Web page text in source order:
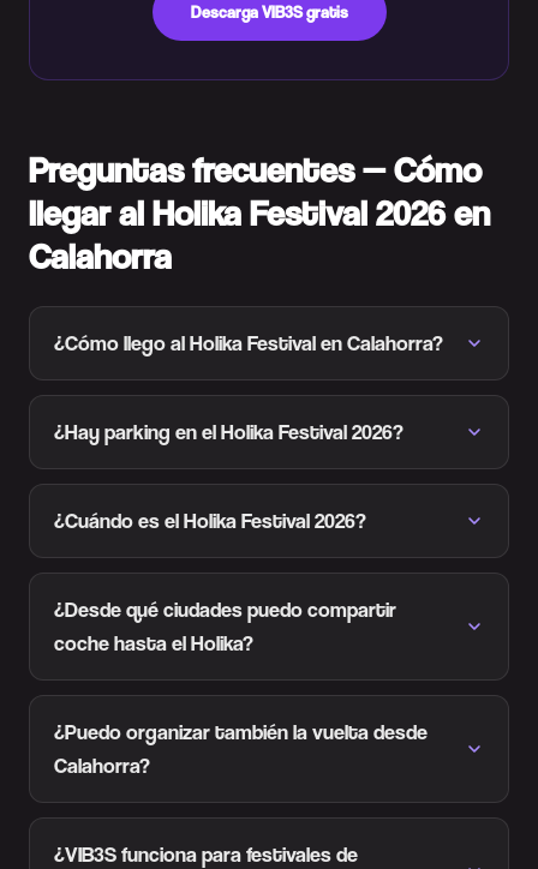
Descarga VIB3S gratis
Preguntas frecuentes — Cómo
llegar al Holika Festival 2026 en
Calahorra
¿Cómo llego al Holika Festival en Calahorra?
¿Hay parking en el Holika Festival 2026?
¿Cuándo es el Holika Festival 2026?
¿Desde qué ciudades puedo compartir
coche hasta el Holika?
¿Puedo organizar también la vuelta desde
Calahorra?
¿VIB3S funciona para festivales de